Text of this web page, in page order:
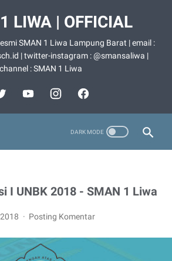
LIWA | OFFICIAL
SMAN 1 Liwa Lampung Barat | email :
| twitter-instagram : @smansaliwa |
channel : SMAN 1 Liwa
I UNBK 2018 - SMAN 1 Liwa
Posting Komentar